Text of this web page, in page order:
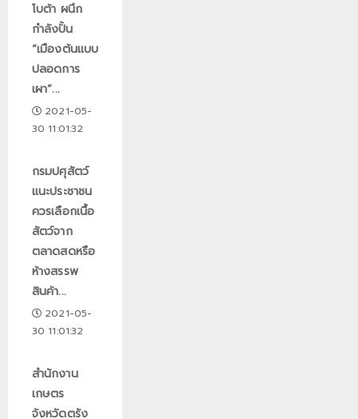
โบต้า ผนึก
กำลังปั้น
“เมืองต้นแบบ
ปลอดการ
เผา”...
2021-05-
30 11:01:32
กรมปศุสัตว์
แนะประชาชน
ควรเลือกเนื้อ
สัตว์จาก
ตลาดสดหรือ
ห้างสรรพ
สินค้า...
2021-05-
30 11:01:32
สำนักงาน
เกษตร
จังหวัดตรัง